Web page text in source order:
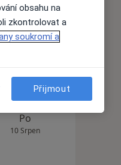
Po
10 Srpen
obsahu na
zkontrolovat a
soukromí a
Přijmout